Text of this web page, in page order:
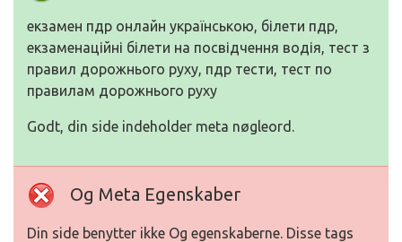
екзамен пдр онлайн українською, білети пдр,
екзаменаційні білети на посвідчення водія, тест з
правил дорожнього руху, пдр тести, тест по
правилам дорожнього руху
Godt, din side indeholder meta nøgleord.
Og Meta Egenskaber
Din side benytter ikke Og egenskaberne. Disse tags